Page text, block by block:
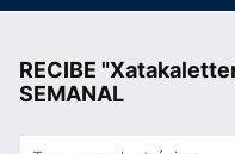
RECIBE
SEMANAL